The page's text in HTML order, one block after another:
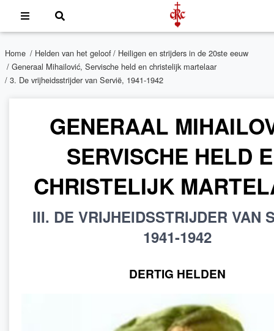
Home / Helden van het geloof/ Heiligen en strijders in de 20ste eeuw
/ Generaal Mihailović, Servische held en christelijk martelaar
/ 3. De vrijheidsstrijder van Servië, 1941-1942
GENERAAL
SERVISCHE HELD
CHRISTELIJK
III. DE VRIJHEIDSSTRIJDER VAN
1941-1942
DERTIG HELDEN